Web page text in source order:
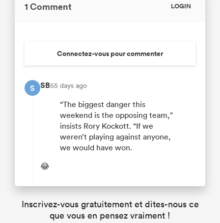
1 Comment LOGIN
Connectez-vous pour commenter
S SB55 days ago
“The biggest danger this
weekend is the opposing team,”
insists Rory Kockott. “If we
weren’t playing against anyone,
we would have won.
😂
Inscrivez-vous gratuitement et dites-nous ce
que vous en pensez vraiment !